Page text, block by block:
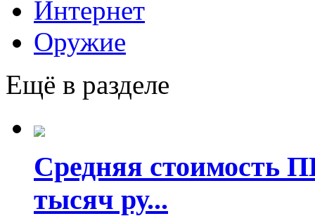
Интернет
Оружие
Ещё в разделе
Средняя стоимость
тысяч ру...